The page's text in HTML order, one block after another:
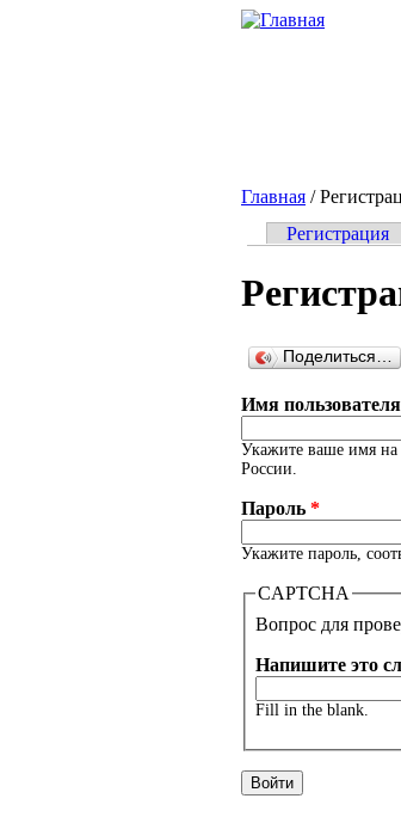
Перейти к основному содержанию
Главная /
Регистрация
Поделиться…
Имя пользователя
Укажите ваше имя на
России.
Пароль *
Укажите пароль,
CAPTCHA
Вопрос для
Напишите это
Fill in the blank.